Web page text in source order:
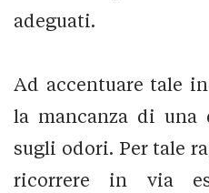
adeguati.
Ad accentuare tale
la mancanza di
sugli odori. Per tale
ricorrere in via